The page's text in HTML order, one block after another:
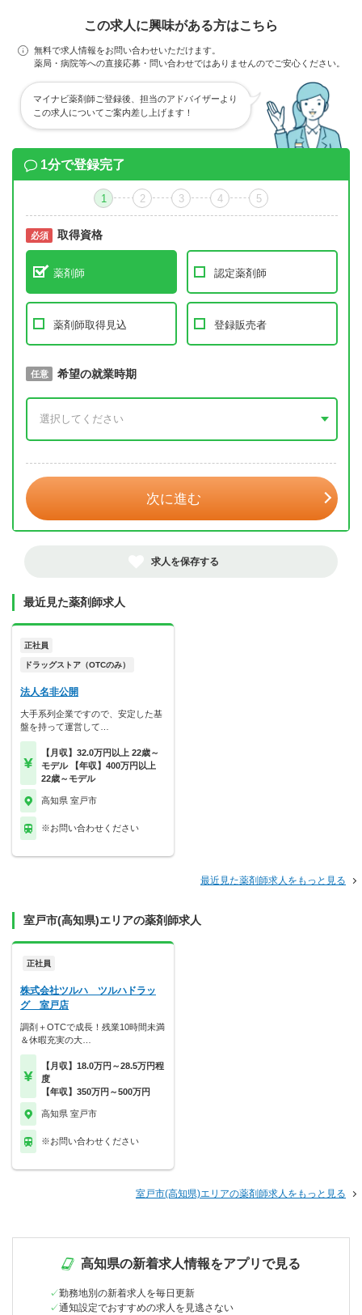
この求人に興味がある方はこちら
無料で求人情報をお問い合わせいただけます。
薬局・病院等への直接応募・問い合わせではありませんのでご安心ください。
マイナビ薬剤師ご登録後、担当のアドバイザーより
この求人についてご案内差し上げます！
1分で登録完了
1 2 3 4 5
必須 取得資格
薬剤師 認定薬剤師
薬剤師取得見込 登録販売者
必須 取得予定年
任意 希望の就業時期
次に進む
求人を保存する
最近見た薬剤師求人
正社員
ドラッグストア（OTCのみ）
法人名非公開
大手系列企業ですので、安定した基
盤を持って運営して…
【月収】32.0万円以上 22歳～
モデル 【年収】400万円以上
22歳～モデル
高知県 室戸市
※お問い合わせください
最近見た薬剤師求人をもっと見る
室戸市(高知県)エリアの薬剤師求人
正社員
株式会社ツルハ ツルハドラッ
グ 室戸店
調剤＋OTCで成長！残業10時間未満
＆休暇充実の大…
【月収】18.0万円～28.5万円程
度
【年収】350万円～500万円
高知県 室戸市
※お問い合わせください
室戸市(高知県)エリアの薬剤師求人をもっと見る
高知県の新着求人情報をアプリで見る
勤務地別の新着求人を毎日更新
通知設定でおすすめの求人を見逃さない